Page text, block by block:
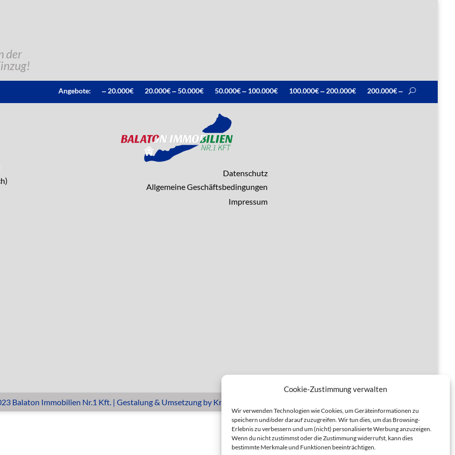
Cookie-Zustimmung verwalten
Wir verwenden Technologien wie Cookies, um Geräteinformationen zu
speichern und/oder darauf zuzugreifen. Wir tun dies, um das Browsing-
Erlebnis zu verbessern und um (nicht) personalisierte Werbung anzuzeigen.
Wenn du nicht zustimmst oder die Zustimmung widerrufst, kann dies
bestimmte Merkmale und Funktionen beeinträchtigen.
der
Angebote: ‒ 20.000€ 20.000€ ‒ 50.000€ 50.000€ ‒ 100.000€ 100.000€ ‒ 200.000€ 200.000€ ‒
Datenschutz
Allgemeine Geschäftsbedingungen
Impressum
Balaton Immobilien Nr.1 Kft. | Gestalung & Umsetzung by Krewerk